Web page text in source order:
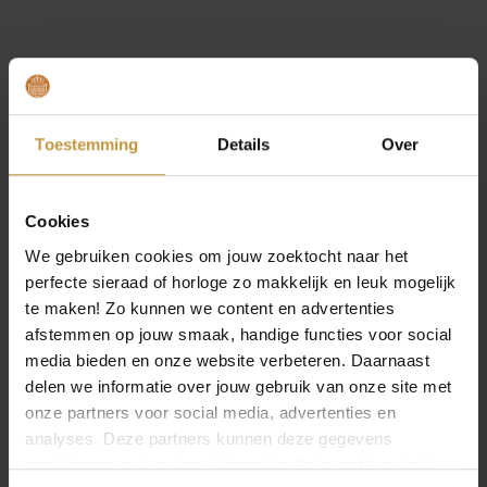
Toestemming Details Over
Cookies
We gebruiken cookies om jouw zoektocht naar het
perfecte sieraad of horloge zo makkelijk en leuk mogelijk
te maken! Zo kunnen we content en advertenties
afstemmen op jouw smaak, handige functies voor social
media bieden en onze website verbeteren. Daarnaast
delen we informatie over jouw gebruik van onze site met
onze partners voor social media, advertenties en
analyses. Deze partners kunnen deze gegevens
combineren met andere informatie die je met hen hebt
MEER VAN BOCCIA SIERADEN
149,00
BOCCIA 08092-02
COLLIER TITANIUM
BICOLOR
Direct leverbaar, 1
169,00
BOCCIA 08091-04
COLLIER TITANIUM
GOUDKLEURIG
Direct leverbaar, 1